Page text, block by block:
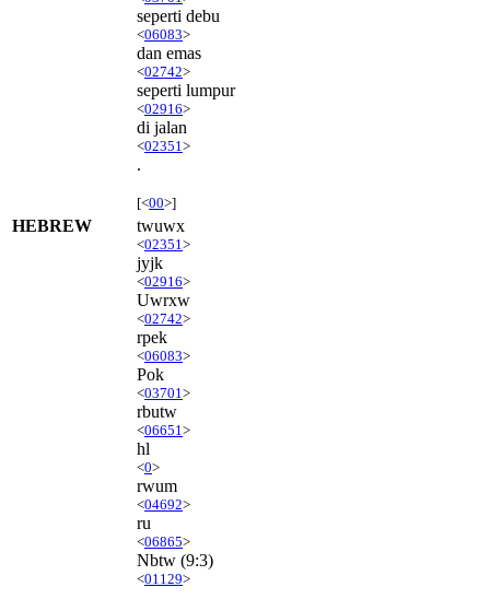
seperti debu
<06083>
dan emas
<02742>
seperti lumpur
<02916>
di jalan
<02351 >
.
[<00>]
HEBREW twuwx
<02351 >
jyjk
<02916>
Uwrxw
<02742>
rpek
<06083>
Pok
<03701 >
rbutw
<06651 >
hl
<0>
rwum
<04692>
ru
<06865>
Nbtw (9:3)
<01129>